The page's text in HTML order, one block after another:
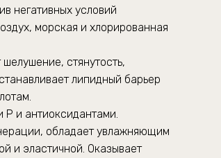
негативных условий
морская и хлорированная
стянутость,
липидный барьер
и антиоксидантами.
обладает увлажняющим
и эластичной. Оказывает